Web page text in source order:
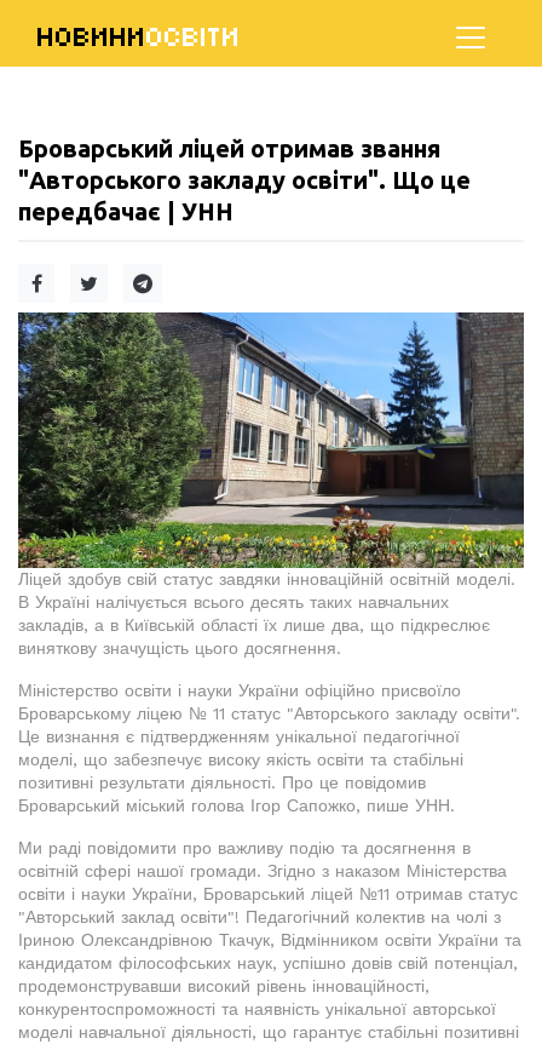
НОВИНИОСВІТИ
Броварський ліцей отримав звання
"Авторського закладу освіти". Що це
передбачає | УНН
Ліцей здобув свій статус завдяки інноваційній освітній моделі.
В Україні налічується всього десять таких навчальних
закладів, а в Київській області їх лише два, що підкреслює
виняткову значущість цього досягнення.
Міністерство освіти і науки України офіційно присвоїло
Броварському ліцею № 11 статус "Авторського закладу освіти".
Це визнання є підтвердженням унікальної педагогічної
моделі, що забезпечує високу якість освіти та стабільні
позитивні результати діяльності. Про це повідомив
Броварський міський голова Ігор Сапожко, пише УНН.
Ми раді повідомити про важливу подію та досягнення в
освітній сфері нашої громади. Згідно з наказом Міністерства
освіти і науки України, Броварський ліцей №11 отримав статус
"Авторський заклад освіти"! Педагогічний колектив на чолі з
Іриною Олександрівною Ткачук, Відмінником освіти України та
кандидатом філософських наук, успішно довів свій потенціал,
продемонструвавши високий рівень інноваційності,
конкурентоспроможності та наявність унікальної авторської
моделі навчальної діяльності, що гарантує стабільні позитивні